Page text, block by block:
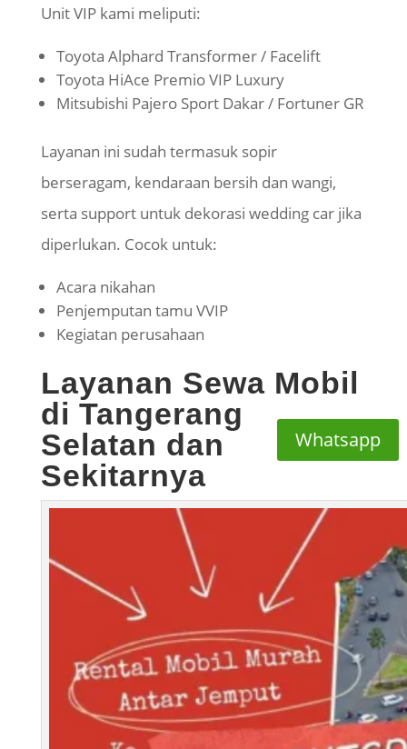
Unit VIP kami meliputi:
Toyota Alphard Transformer / Facelift
Toyota HiAce Premio VIP Luxury
Mitsubishi Pajero Sport Dakar / Fortuner GR
Layanan ini sudah termasuk sopir
berseragam, kendaraan bersih dan wangi,
serta support untuk dekorasi wedding car jika
diperlukan. Cocok untuk:
Acara nikahan
Penjemputan tamu VVIP
Kegiatan perusahaan
Layanan Sewa Mobil
di Tangerang
Selatan dan
Sekitarnya
Whatsapp